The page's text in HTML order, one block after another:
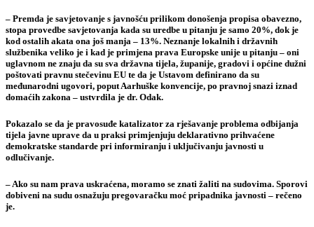
– Premda je savjetovanje s javnošću prilikom donošenja propisa obavezno,
stopa provedbe savjetovanja kada su uredbe u pitanju je samo 20%, dok je
kod ostalih akata ona još manja – 13%. Neznanje lokalnih i državnih
službenika veliko je i kad je primjena prava Europske unije u pitanju – oni
uglavnom ne znaju da su sva državna tijela, županije, gradovi i općine dužni
poštovati pravnu stečevinu EU te da je Ustavom definirano da su
međunarodni ugovori, poput Aarhuške konvencije, po pravnoj snazi iznad
domaćih zakona – ustvrdila je dr. Odak.
Pokazalo se da je pravosuđe katalizator za rješavanje problema odbijanja
tijela javne uprave da u praksi primjenjuju deklarativno prihvaćene
demokratske standarde pri informiranju i uključivanju javnosti u
odlučivanje.
– Ako su nam prava uskraćena, moramo se znati žaliti na sudovima. Sporovi
dobiveni na sudu osnažuju pregovaračku moć pripadnika javnosti – rečeno
je.